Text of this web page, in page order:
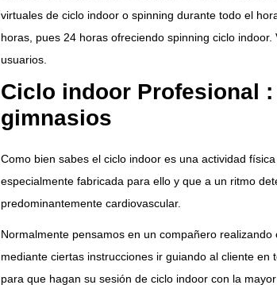
virtuales de ciclo indoor o spinning durante todo el
horas, pues 24 horas ofreciendo spinning ciclo
usuarios.
Ciclo indoor Profesional
gimnasios
Como bien sabes el ciclo indoor es una actividad
especialmente fabricada para ello y que a un ritmo
predominantemente cardiovascular.
Normalmente pensamos en un compañero
mediante ciertas instrucciones ir guiando al cliente
para que hagan su sesión de ciclo indoor con la